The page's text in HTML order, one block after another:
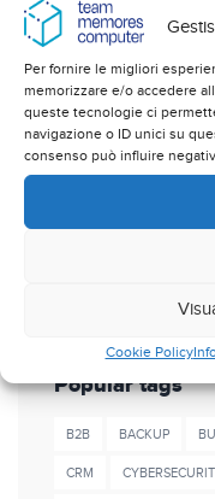
Per fornire le migliori
memorizzare e/o accedere
queste tecnologie ci
navigazione o ID unici su
consenso può influire
Cookie Policy
Novità e
Sicurezza dati
Soluzioni
Soluzioni
Popular tags
B2B BACKUP
CRM